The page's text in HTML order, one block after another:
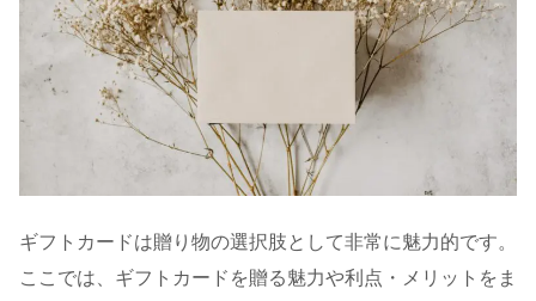
ギフトカードは贈り物の選択肢として非常に魅力的です。
ここでは、ギフトカードを贈る魅力や利点・メリットをま